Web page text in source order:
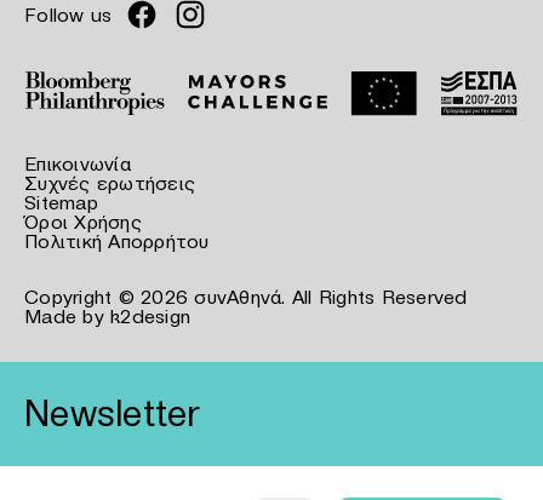
Follow us
Επικοινωνία
Συχνές ερωτήσεις
Sitemap
Όροι Χρήσης
Πολιτική Απορρήτου
Copyright © 2026 συνΑθηνά. All Rights Reserved
Made by k2design
Newsletter